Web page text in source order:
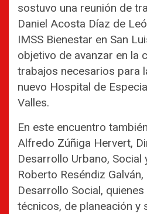
sostuvo una reunión de
Daniel Acosta Díaz de
IMSS Bienestar en San
objetivo de avanzar en la
trabajos necesarios para
nuevo Hospital de
Valles.
En este encuentro
Alfredo Zúñiga Hervert,
Desarrollo Urbano, Social
Roberto Reséndiz
Desarrollo Social,
técnicos, de planeación y